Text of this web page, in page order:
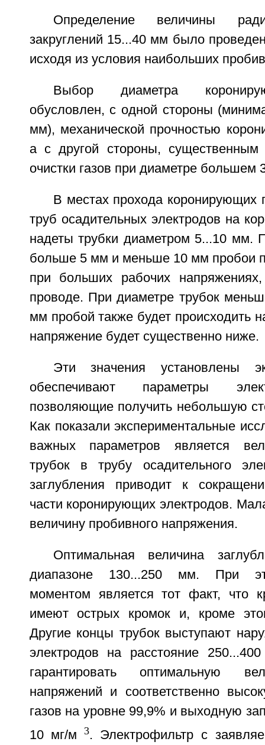
Определение величины
закруглений 15...40 мм было
исходя из условия наибольших
Выбор диаметра
обусловлен, с одной стороны
мм), механической прочностью
а с другой стороны, существенным
очистки газов при диаметре большем
В местах прохода коронирующих
труб осадительных электродов на
надеты трубки диаметром 5...10 мм.
больше 5 мм и меньше 10 мм пробои
при больших рабочих
проводе. При диаметре трубок
мм пробой также будет происходить
напряжение будет существенно ниже.
Эти значения установлены
обеспечивают параметры
позволяющие получить небольшую
Как показали экспериментальные
важных параметров является
трубок в трубу осадительного
заглубления приводит к
части коронирующих электродов.
величину пробивного напряжения.
Оптимальная величина
диапазоне 130...250 мм. При
моментом является тот факт, что
имеют острых кромок и, кроме
Другие концы трубок выступают
электродов на расстояние
гарантировать оптимальную
напряжений и соответственно
газов на уровне 99,9% и выходную
10 мг/м 3. Электрофильтр с